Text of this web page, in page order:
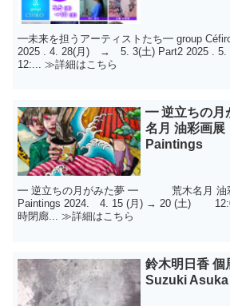
━未来を担うアーティストたち━ group Céfiro セフィーロ展 Ⅸ Part1
2025 . 4. 28(月) → 5. 3(土) Part2 2025 . 5. .5(月) → 10(土)
12:... ≫詳細はこちら
━ 逆立ちの
名月 油彩画
Paintings
━ 逆立ちの月がみた夢 ━ 荒木名月 油彩画展 Araki
Paintings 2024. 4. 15 (月) → 20 (土) 12:00～19:00 (最終日は17
時閉廊... ≫詳細はこちら
鈴木明日香
Suzuki